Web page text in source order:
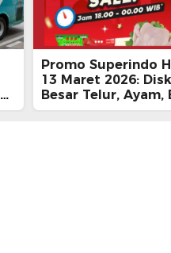
Promo Superindo
13 Maret 2026:
Besar Telur, Ayam,
hingga Daging,